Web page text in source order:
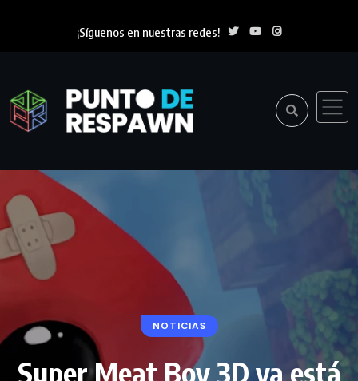
¡Síguenos en nuestras redes!
NOTICIAS
Super Meat Boy 3D ya está